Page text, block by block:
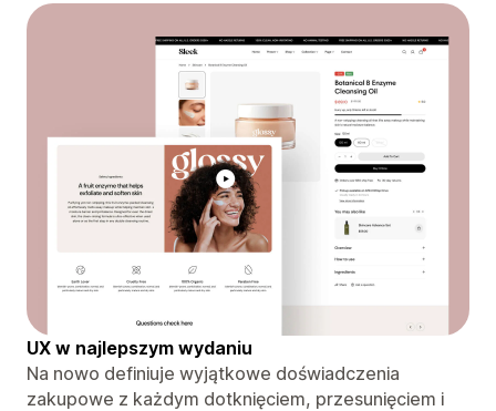
UX w najlepszym wydaniu
Na nowo definiuje wyjątkowe doświadczenia
zakupowe z każdym dotknięciem, przesunięciem i